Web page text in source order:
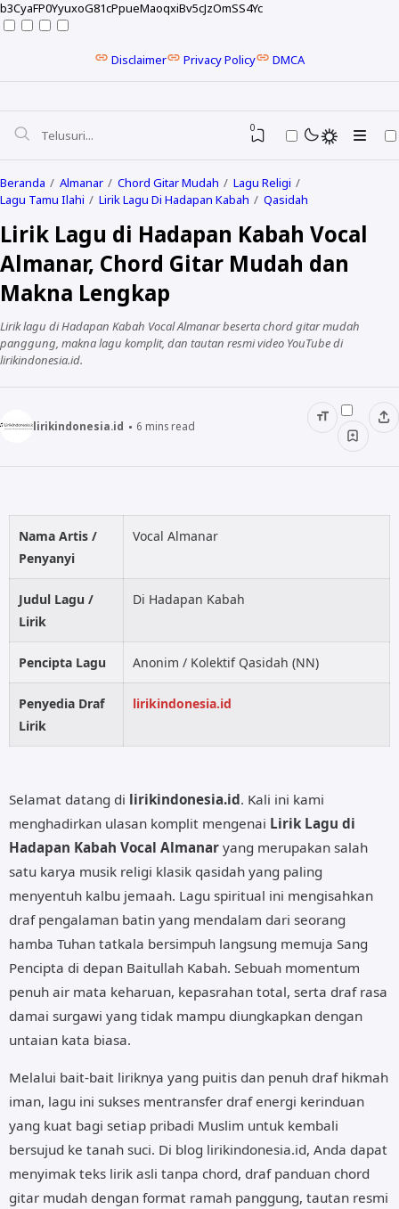
b3CyaFP0YyuxoG81cPpueMaoqxiBv5cJzOmSS4Yc
Disclaimer Privacy Policy DMCA
NELA KARISMA
0
Beranda Almanar Chord Gitar Mudah
Lagu Religi
Lagu Tamu Ilahi
Lirik Lagu Di Hadapan Kabah Qasidah
Lirik Lagu di Hadapan Kabah Vocal
Almanar, Chord Gitar Mudah dan
Makna Lengkap
Lirik lagu di Hadapan Kabah Vocal Almanar beserta chord gitar mudah
panggung, makna lagu komplit, dan tautan resmi video YouTube di
lirikindonesia.id.
lirikindonesia.id 6 mins read
Nama Artis /
Penyanyi
Vocal Almanar
Judul Lagu /
Lirik
Di Hadapan Kabah
Pencipta Lagu Anonim / Kolektif Qasidah (NN)
Penyedia Draf
Lirik
lirikindonesia.id
Selamat datang di lirikindonesia.id. Kali ini kami
menghadirkan ulasan komplit mengenai Lirik Lagu di
Hadapan Kabah Vocal Almanar yang merupakan salah
satu karya musik religi klasik qasidah yang paling
menyentuh kalbu jemaah. Lagu spiritual ini mengisahkan
draf pengalaman batin yang mendalam dari seorang
hamba Tuhan tatkala bersimpuh langsung memuja Sang
Pencipta di depan Baitullah Kabah. Sebuah momentum
penuh air mata keharuan, kepasrahan total, serta draf rasa
damai surgawi yang tidak mampu diungkapkan dengan
untaian kata biasa.
Melalui bait-bait liriknya yang puitis dan penuh draf hikmah
iman, lagu ini sukses mentransfer draf energi kerinduan
yang kuat bagi setiap pribadi Muslim untuk kembali
bersujud ke tanah suci. Di blog lirikindonesia.id, Anda dapat
menyimak teks lirik asli tanpa chord, draf panduan chord
gitar mudah dengan format ramah panggung, tautan resmi